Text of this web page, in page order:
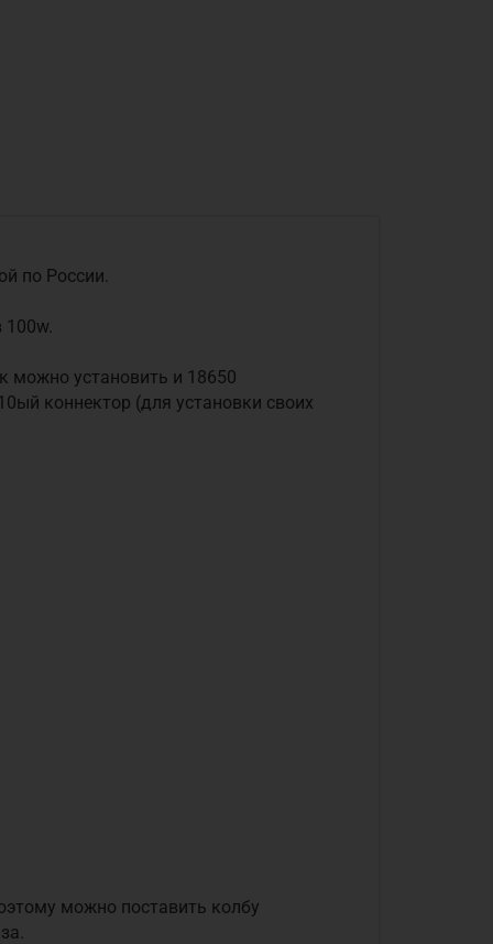
по России.
можно установить и 18650
коннектор (для установки своих
можно поставить колбу